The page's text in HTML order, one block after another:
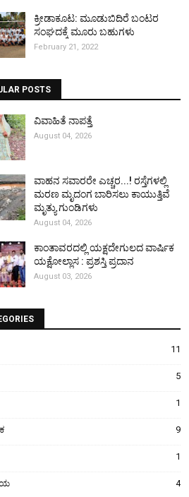
ಕ್ರೀಡಾಕೂಟ: ಮೂಡುಬಿದಿರೆ ಬಂಟರ
ಸಂಘದಕ್ಕೆ ಮೂರು ಬಹುಗಳು
February 21, 2022
POSTS
ವಿವಾಹಿತೆ ನಾಪತ್ತೆ
August 04, 2026
ವಾಹನ ಸವಾರರೇ ಎಚ್ಚರ...! ರಸ್ತೆಗಳಲ್ಲಿ
ಮರಣ ಮೃದಂಗ ಬಾರಿಸಲು ಕಾಯುತ್ತಿವೆ
ಮೃತ್ಯು ಗುಂಡಿಗಳು
August 04, 2026
ಕಾಂತಾವರದಲ್ಲಿ ಯಕ್ಷದೇಗುಲದ ವಾರ್ಷಿಕ
ಯಕ್ಷೋಲ್ಲಾಸ : ಪ್ರಶಸ್ತಿ ಪ್ರದಾನ
August 03, 2026
11
5
1
9
1
4